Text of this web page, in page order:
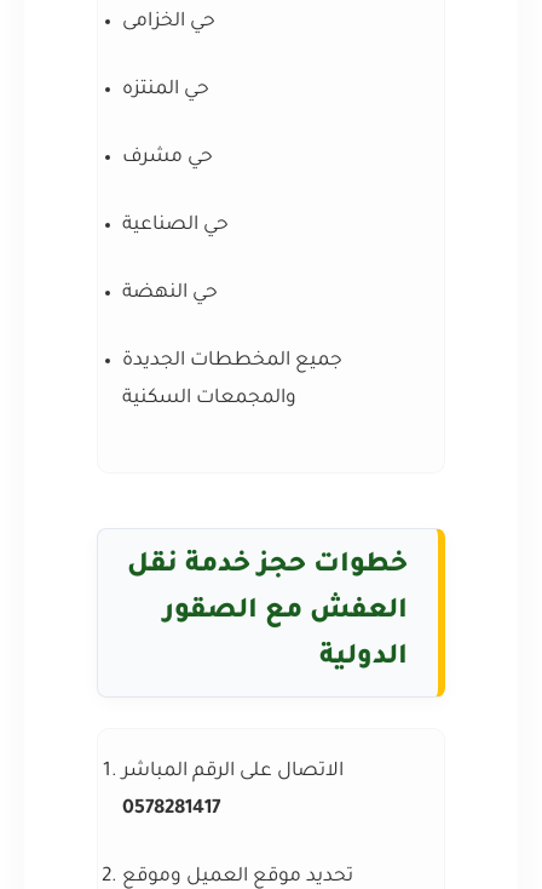
حي الخزامى
حي المنتزه
حي مشرف
حي الصناعية
حي النهضة
جميع المخططات الجديدة
والمجمعات السكنية
خطوات حجز خدمة نقل
العفش مع الصقور
الدولية
الاتصال على الرقم المباشر
0578281417
تحديد موقع العميل وموقع